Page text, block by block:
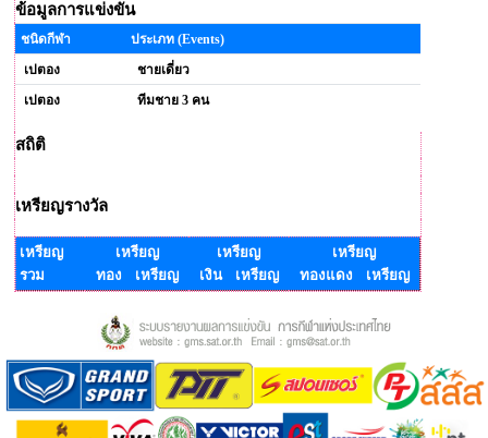
ข้อมูลการแข่งขัน
ชนิดกีฬา
ประเภท (Events)
เปตอง
ชายเดี่ยว
เปตอง
ทีมชาย 3 คน
สถิติ
เหรียญรางวัล
เหรียญ
รวม
เหรียญ
ทอง เหรียญ
เหรียญ
เงิน เหรียญ
เหรียญ
ทองแดง เหรียญ